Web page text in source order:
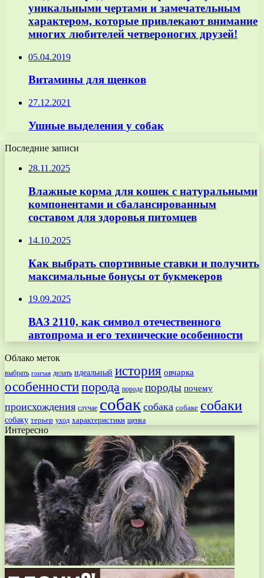
уникальными чертами и замечательным
характером, которые привлекают внимание
многих любителей четвероногих друзей!
05.04.2019
Витамины для щенков
27.12.2021
Ушные выделения у собак
Последние записи
28.11.2025
Влажные корма для кошек с натуральными
компонентами и сбалансированным
составом для здоровья питомцев
14.10.2025
Как выбрать спортивные ставки и получить
максимальные бонусы от букмекеров
19.09.2025
ВАЗ 2110, как символ отечественного
автопрома и его технические особенности
Облако меток
выбрать гончая делать идеальный история овчарка
особенностипорода породе породы почему
происхождения случае собак собака собаке собаки
собаку терьер уход характеристики щенка
Интересно